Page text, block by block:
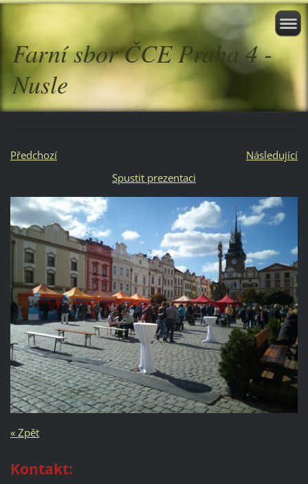
Farní sbor ČCE Praha 4 -
Nusle
Předchozí
Následující
Spustit prezentaci
« Zpět
Kontakt: